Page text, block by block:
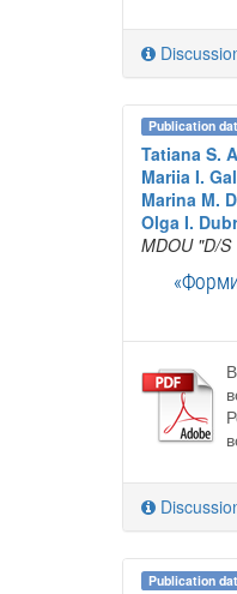
Publication
Tatiana S.
Mariia I.
Marina M.
Olga I.
MDOU "D/S
Publication